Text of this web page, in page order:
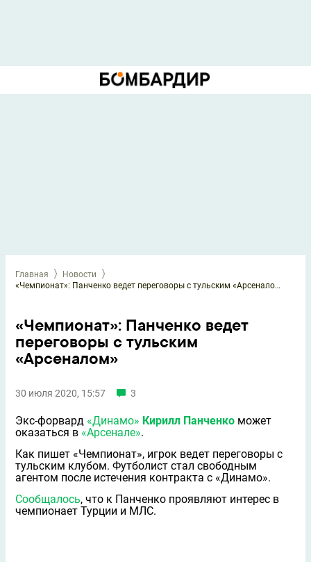
Главная
Новости
«Чемпионат»: Панченко ведет переговоры с тульским «Арсеналом»
«Чемпионат»: Панченко ведет
переговоры с тульским
«Арсеналом»
30 июля 2020, 15:57 3
Экс-форвард «Динамо» Кирилл Панченко может
оказаться в «Арсенале».
Как пишет «Чемпионат», игрок ведет переговоры с
тульским клубом. Футболист стал свободным
агентом после истечения контракта с «Динамо».
Сообщалось, что к Панченко проявляют интерес в
чемпионает Турции и МЛС.